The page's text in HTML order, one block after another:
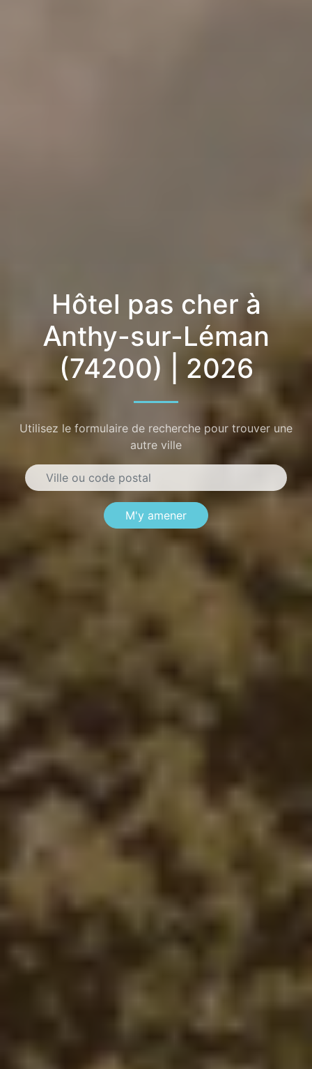
Hôtel pas cher à
Anthy-sur-Léman
(74200) | 2026
Utilisez le formulaire de recherche pour trouver une
autre ville
M'y amener